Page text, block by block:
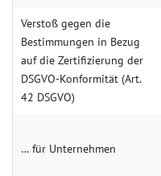
Verstoß gegen die
Bestimmungen in Bezug
auf die Zertifizierung der
DSGVO-Konformität (Art.
42 DSGVO)
… für Unternehmen